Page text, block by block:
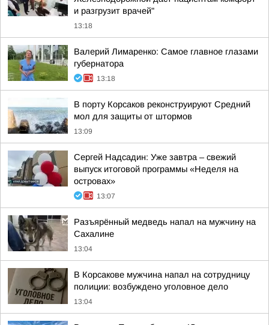
и разгрузит врачей"
13:18
Валерий Лимаренко: Самое главное глазами
губернатора
13:18
В порту Корсаков реконструируют Средний
мол для защиты от штормов
13:09
Сергей Надсадин: Уже завтра – свежий
выпуск итоговой программы «Неделя на
островах»
13:07
Разъярённый медведь напал на мужчину на
Сахалине
13:04
В Корсакове мужчина напал на сотрудницу
полиции: возбуждено уголовное дело
13:04